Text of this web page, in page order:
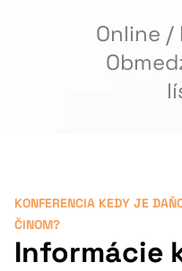
Online /
KONFERENCIA KEDY JE
ČINOM?
Informácie